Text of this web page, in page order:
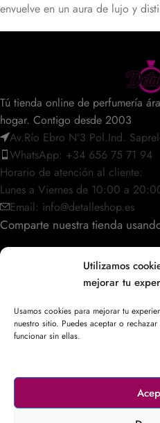
Utilizamos
mejorar tu
Usamos cookies para mejorar tu
nuestro sitio. Puedes aceptar o
funcionar sin ellas.
envuelve en un aura de lujo y
Tú tienda online de perfumería
hogar. Contigo desde 2003
Av.Río Ebro Nº3 Pol.Ind.
WhatsApp: +34 656 75 71 94
Horario de atención al cliente:
Lunes a Viernes de 10:00 a
Email: info@detalleshop.es
Comparte nuestra tienda
POLÍTICAS / INFORMACIÓN
ACCESO RÁPIDO
© 2003–2026DetalleShop.